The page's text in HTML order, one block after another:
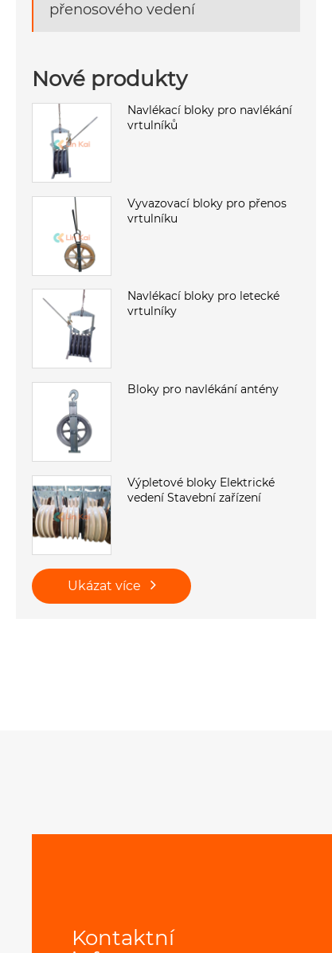
přenosového vedení
Nové produkty
Navlékací bloky pro navlékání
vrtulníků
Vyvazovací bloky pro přenos
vrtulníku
Navlékací bloky pro letecké
vrtulníky
Bloky pro navlékání antény
Výpletové bloky Elektrické
vedení Stavební zařízení
Ukázat více
Kontaktní